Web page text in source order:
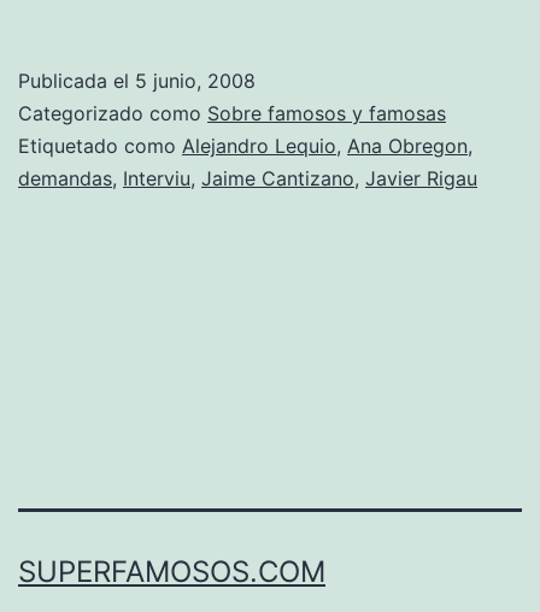
Interviú
Publicada el 5 junio, 2008
Categorizado como Sobre famosos y famosas
Etiquetado como Alejandro Lequio, Ana Obregon,
demandas, Interviu, Jaime Cantizano, Javier Rigau
SUPERFAMOSOS.COM